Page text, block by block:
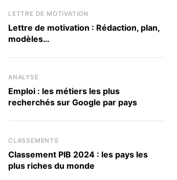
LETTRE DE MOTIVATION
Lettre de motivation : Rédaction, plan,
modèles…
ANALYSE
Emploi : les métiers les plus
recherchés sur Google par pays
CLASSEMENTS
Classement PIB 2024 : les pays les
plus riches du monde